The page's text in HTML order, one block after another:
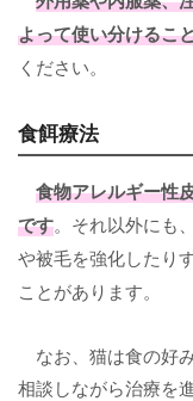
よって使い分けるこ
ください。
食餌療法
食物アレルギー性
です。それ以外にも
や被毛を強化したり
ことがあります。
なお、猫は食の好
相談しながら治療を